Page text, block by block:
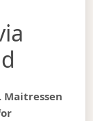
Maitressen